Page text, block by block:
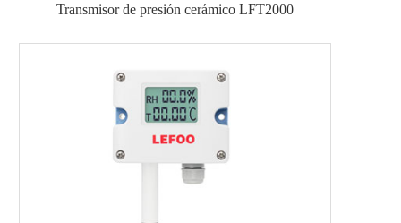
Transmisor de presión cerámico LFT2000